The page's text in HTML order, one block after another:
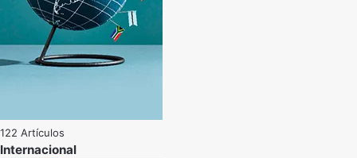
122 Artículos
Internacional